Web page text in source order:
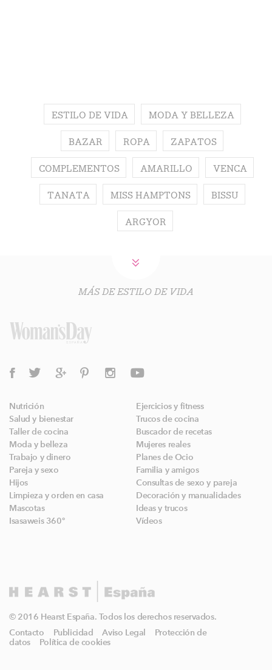
ESTILO DE VIDA MODA Y BELLEZA
BAZAR ROPA ZAPATOS
COMPLEMENTOS AMARILLO VENCA
TANATA MISS HAMPTONS BISSU
ARGYOR
MÁS DE ESTILO DE VIDA
Nutrición
Ejercicios y fitness
Salud y bienestar
Trucos de cocina
Taller de cocina
Buscador de recetas
Moda y belleza
Mujeres reales
Trabajo y dinero
Planes de Ocio
Pareja y sexo
Familia y amigos
Hijos
Consultas de sexo y pareja
Limpieza y orden en casa
Decoración y manualidades
Mascotas
Ideas y trucos
Isasaweis 360º
Vídeos
© 2016 Hearst España. Todos los derechos reservados.
Contacto
Publicidad Aviso Legal
Protección de
datos
Política de cookies